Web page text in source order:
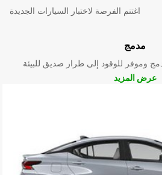
اغتنم الفرصة لاختبار السيارات الجديدة
مدمج
وموفر للوقود إلى طراز صديق للبيئة
عرض المزيد